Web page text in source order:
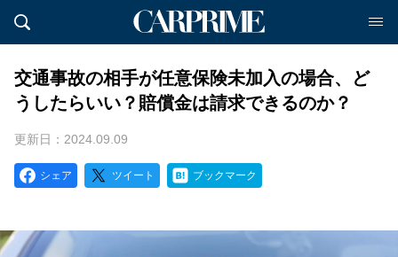
交通事故の相手が任意保険未加入の場合、ど
うしたらいい？賠償金は請求できるのか？
更新日：2024.09.09
シェア ツイート ブックマーク